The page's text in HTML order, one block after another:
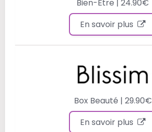
Bien-Être | 24.90€
En savoir plus
Box Beauté | 29.90€
En savoir plus